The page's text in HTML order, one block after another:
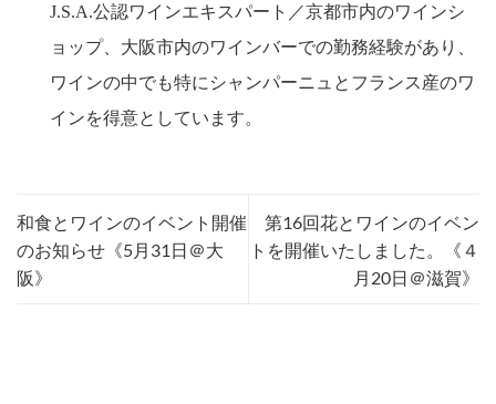
J.S.A.公認ワインエキスパート／京都市内のワインシ
ョップ、大阪市内のワインバーでの勤務経験があり、
ワインの中でも特にシャンパーニュとフランス産のワ
インを得意としています。
和食とワインのイベント開催
のお知らせ《5月31日＠大
阪》
第16回花とワインのイベン
トを開催いたしました。《４
月20日＠滋賀》